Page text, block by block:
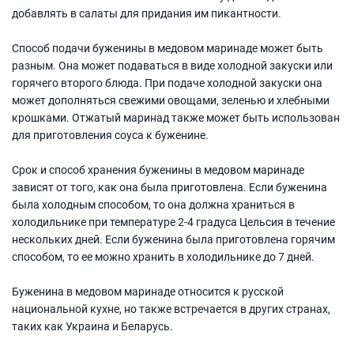
добавлять в салаты для придания им пикантности.
Способ подачи буженины в медовом маринаде может быть
разным. Она может подаваться в виде холодной закуски или
горячего второго блюда. При подаче холодной закуски она
может дополняться свежими овощами, зеленью и хлебными
крошками. Отжатый маринад также может быть использован
для приготовления соуса к буженине.
Срок и способ хранения буженины в медовом маринаде
зависят от того, как она была приготовлена. Если буженина
была холодным способом, то она должна храниться в
холодильнике при температуре 2-4 градуса Цельсия в течение
нескольких дней. Если буженина была приготовлена горячим
способом, то ее можно хранить в холодильнике до 7 дней.
Буженина в медовом маринаде относится к русской
национальной кухне, но также встречается в других странах,
таких как Украина и Беларусь.